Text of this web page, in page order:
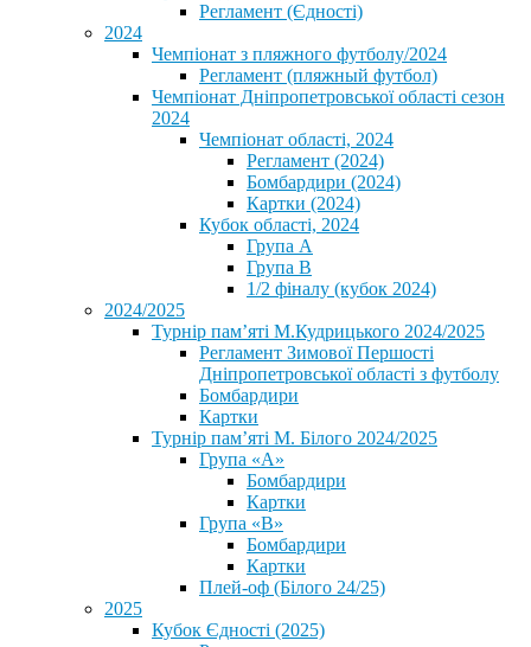
Регламент (Єдності)
2024
Чемпіонат з пляжного футболу/2024
Регламент (пляжный футбол)
Чемпіонат Дніпропетровської області сезон
2024
Чемпіонат області, 2024
Регламент (2024)
Бомбардири (2024)
Картки (2024)
Кубок області, 2024
Група А
Група В
1/2 фіналу (кубок 2024)
2024/2025
Турнір пам’яті М.Кудрицького 2024/2025
Регламент Зимової Першості
Дніпропетровської області з футболу
Бомбардири
Картки
Турнір пам’яті М. Білого 2024/2025
Група «А»
Бомбардири
Картки
Група «В»
Бомбардири
Картки
Плей-оф (Білого 24/25)
2025
Кубок Єдності (2025)